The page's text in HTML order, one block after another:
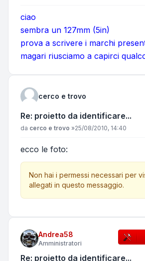
ciao
sembra un 127mm (5in)
prova a scrivere i marchi
magari riusciamo a capirci
cerco e trovo
Re: proietto da identificare...
Messaggio
da cerco e trovo »25/08/2010, 14:40
ecco le foto:
Non hai i permessi necessari per
allegati in questo messaggio.
Andrea58
Amministratori
Re: proietto da identificare...